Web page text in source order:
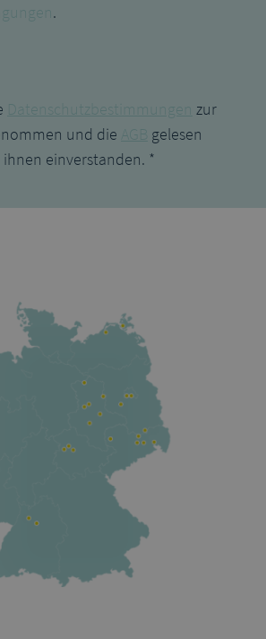
.
Datenschutzbestimmungen zur
und die AGB gelesen
einverstanden. *